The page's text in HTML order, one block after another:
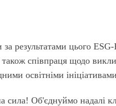
результатами цього
співпраця щодо
освітніми
сила! Об'єднуймо надалі